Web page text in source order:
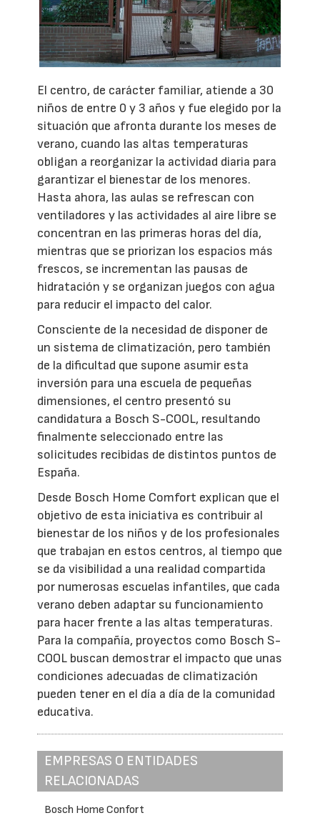
El centro, de carácter familiar, atiende a 30
niños de entre 0 y 3 años y fue elegido por la
situación que afronta durante los meses de
verano, cuando las altas temperaturas
obligan a reorganizar la actividad diaria para
garantizar el bienestar de los menores.
Hasta ahora, las aulas se refrescan con
ventiladores y las actividades al aire libre se
concentran en las primeras horas del día,
mientras que se priorizan los espacios más
frescos, se incrementan las pausas de
hidratación y se organizan juegos con agua
para reducir el impacto del calor.
Consciente de la necesidad de disponer de
un sistema de climatización, pero también
de la dificultad que supone asumir esta
inversión para una escuela de pequeñas
dimensiones, el centro presentó su
candidatura a Bosch S-COOL, resultando
finalmente seleccionado entre las
solicitudes recibidas de distintos puntos de
España.
Desde Bosch Home Comfort explican que el
objetivo de esta iniciativa es contribuir al
bienestar de los niños y de los profesionales
que trabajan en estos centros, al tiempo que
se da visibilidad a una realidad compartida
por numerosas escuelas infantiles, que cada
verano deben adaptar su funcionamiento
para hacer frente a las altas temperaturas.
Para la compañía, proyectos como Bosch S-
COOL buscan demostrar el impacto que unas
condiciones adecuadas de climatización
pueden tener en el día a día de la comunidad
educativa.
EMPRESAS O ENTIDADES
RELACIONADAS
Bosch Home Confort